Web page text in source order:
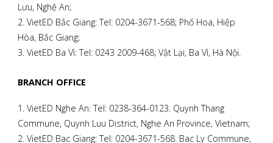
Lưu, Nghệ An;
2. VietED Bắc Giang: Tel: 0204-3671-568; Phố Hoa, Hiệp
Hòa, Bắc Giang;
3. VietED Ba Vì: Tel: 0243 2009-468; Vật Lại, Ba Vì, Hà Nội.
BRANCH OFFICE
1. VietED Nghe An: Tel: 0238-364-0123. Quynh Thang
Commune, Quynh Luu District, Nghe An Province, Vietnam;
2. VietED Bac Giang: Tel: 0204-3671-568. Bac Ly Commune,